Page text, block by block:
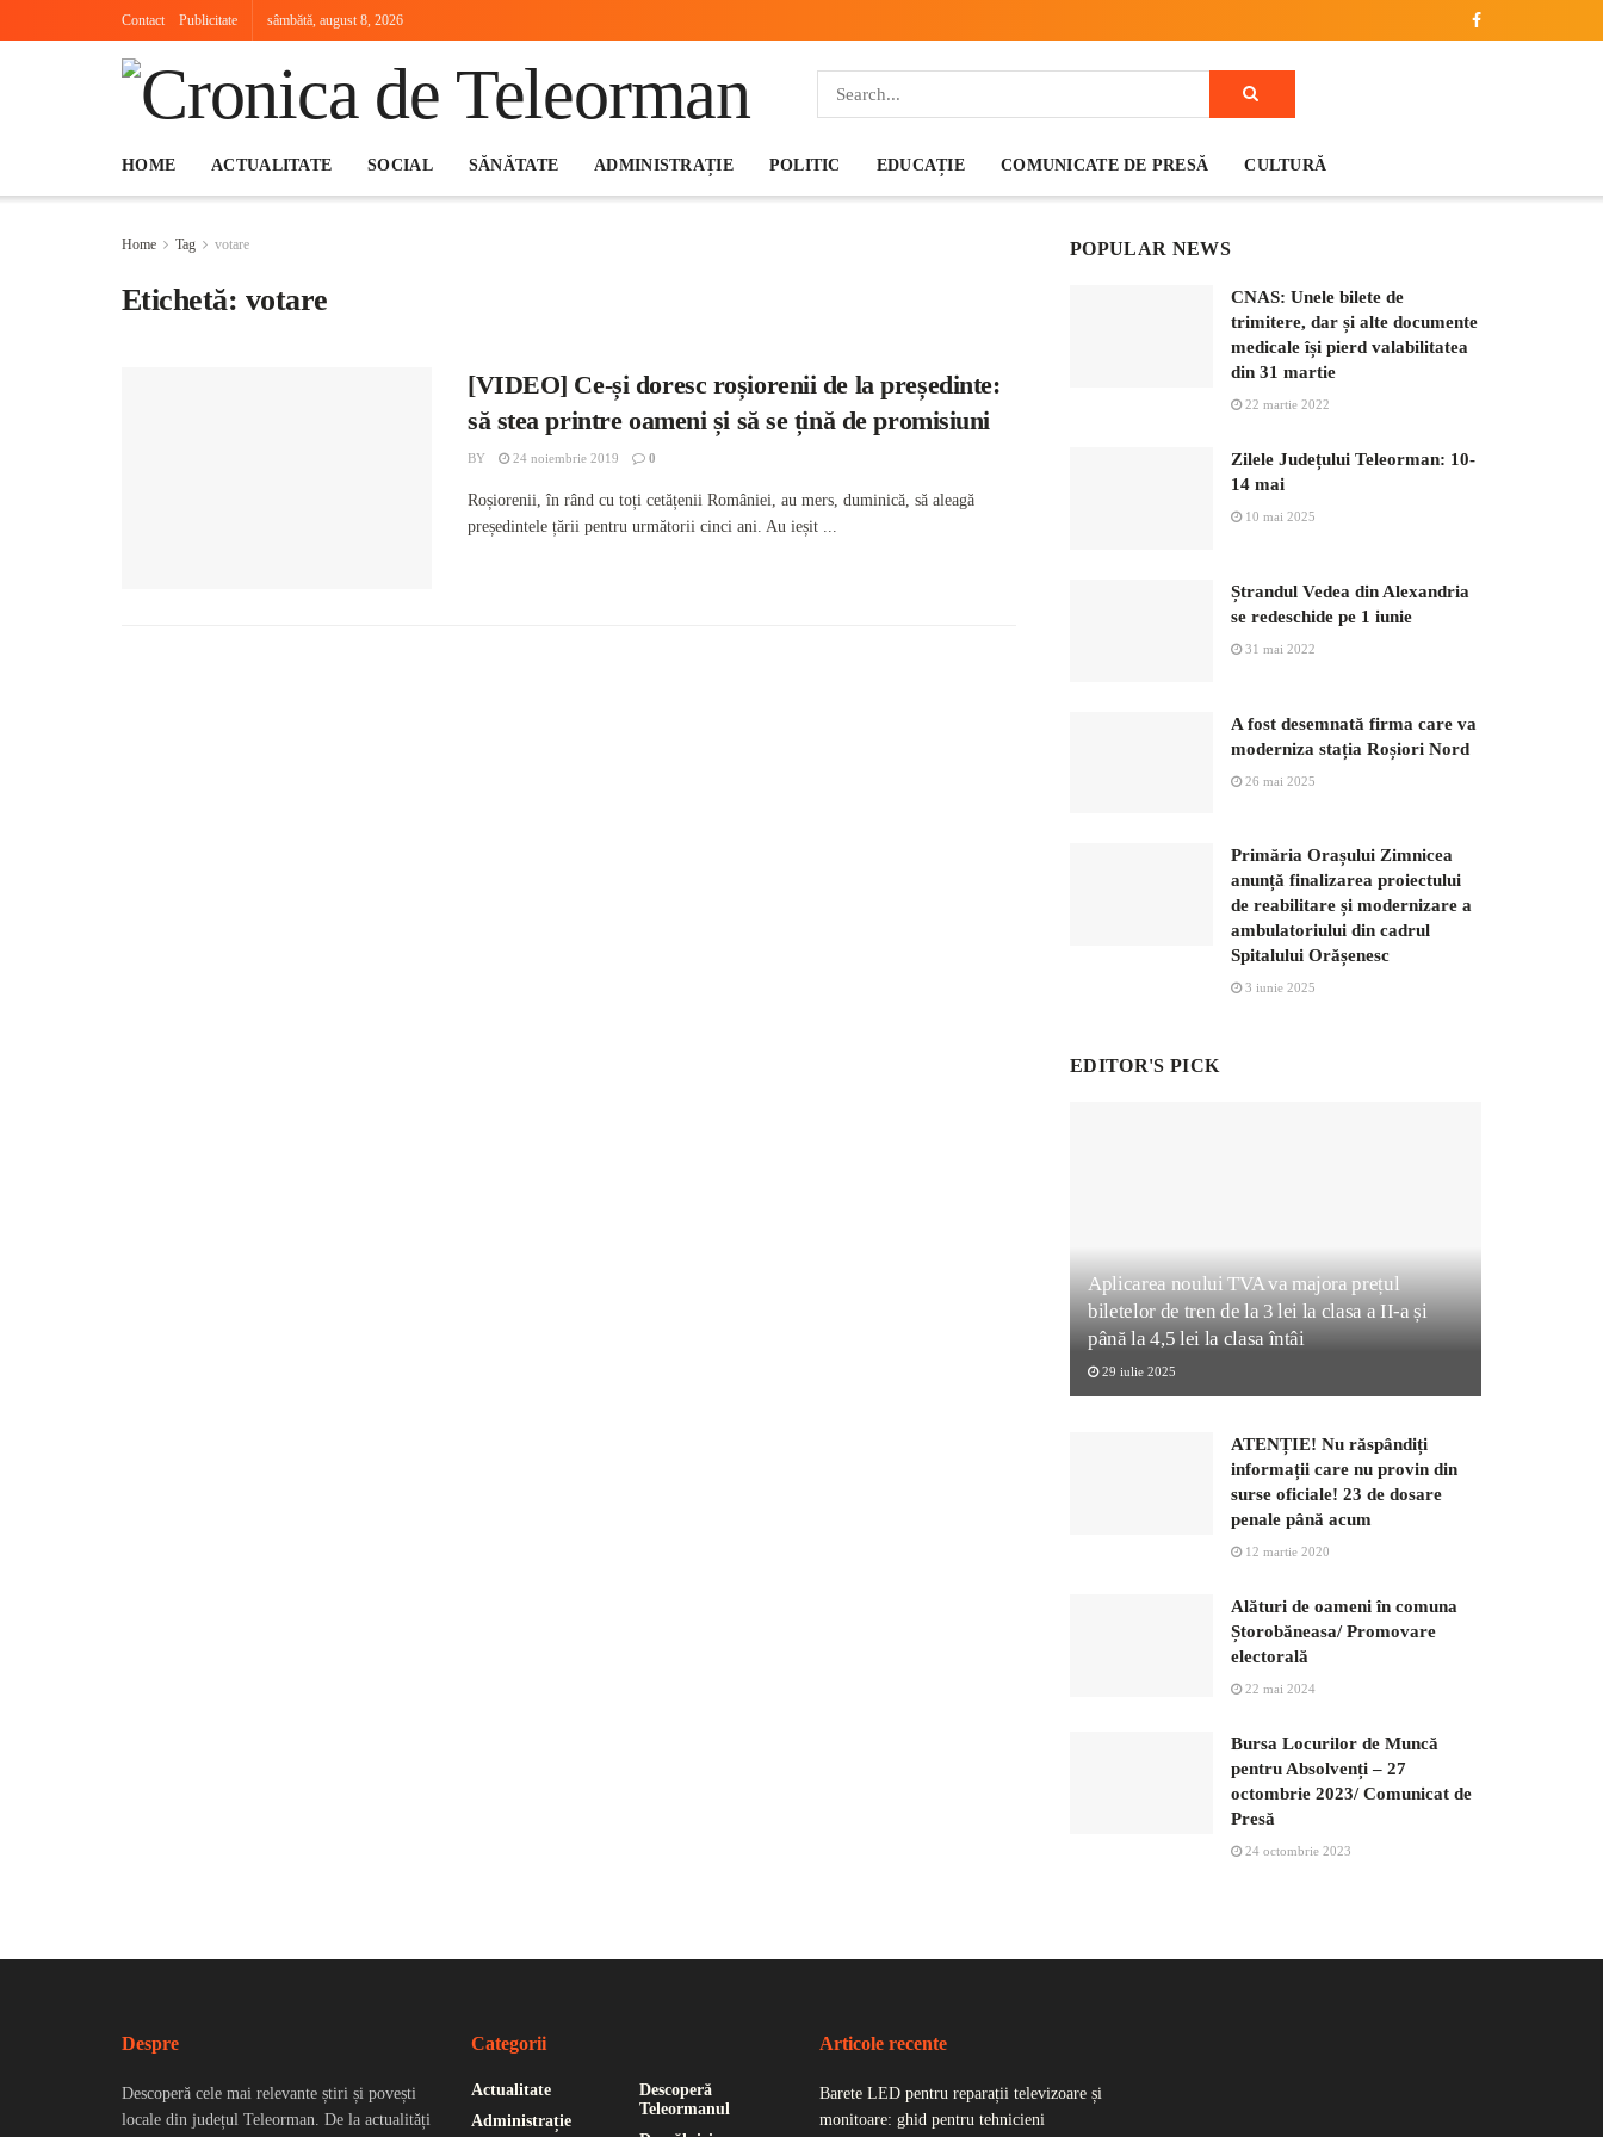
Contact Publicitate sâmbătă, august 8, 2026
HOME ACTUALITATE SOCIAL SĂNĂTATE ADMINISTRAȚIE POLITIC EDUCAȚIE COMUNICATE DE PRESĂ CULTURĂ
Home Tag votare
Etichetă: votare
[VIDEO] Ce-și doresc roșiorenii de la președinte:
să stea printre oameni și să se țină de promisiuni
BY 24 noiembrie 2019 0
Roșiorenii, în rând cu toți cetățenii României, au mers, duminică, să aleagă
președintele țării pentru următorii cinci ani. Au ieșit ...
POPULAR NEWS
CNAS: Unele bilete de
trimitere, dar și alte documente
medicale își pierd valabilitatea
din 31 martie
22 martie 2022
Zilele Județului Teleorman: 10-
14 mai
10 mai 2025
Ștrandul Vedea din Alexandria
se redeschide pe 1 iunie
31 mai 2022
A fost desemnată firma care va
moderniza stația Roșiori Nord
26 mai 2025
Primăria Orașului Zimnicea
anunță finalizarea proiectului
de reabilitare și modernizare a
ambulatoriului din cadrul
Spitalului Orășenesc
3 iunie 2025
EDITOR'S PICK
Aplicarea noului TVA va majora prețul
biletelor de tren de la 3 lei la clasa a II-a și
până la 4,5 lei la clasa întâi
29 iulie 2025
ATENȚIE! Nu răspândiți
informații care nu provin din
surse oficiale! 23 de dosare
penale până acum
12 martie 2020
Alături de oameni în comuna
Ștorobăneasa/ Promovare
electorală
22 mai 2024
Bursa Locurilor de Muncă
pentru Absolvenți – 27
octombrie 2023/ Comunicat de
Presă
24 octombrie 2023
Despre
Descoperă cele mai relevante știri și povești
locale din județul Teleorman. De la actualități
Categorii
Actualitate
Administrație
Descoperă
Teleormanul
Articole recente
Barete LED pentru reparații televizoare și
monitoare: ghid pentru tehnicieni